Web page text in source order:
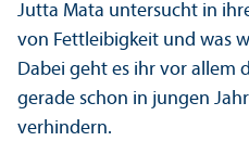
Jutta Mata unter­sucht in
von Fettleibigkeit und was
Dabei geht es ihr vor allem
gerade schon in jungen
verhindern.